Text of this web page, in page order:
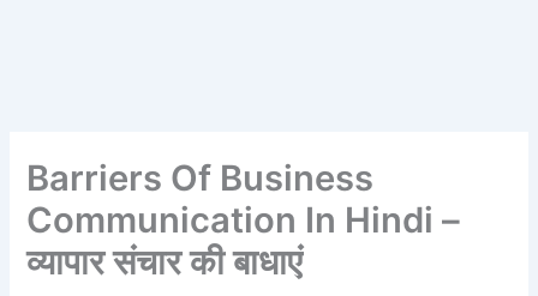
Barriers Of Business
Communication In Hindi –
व्यापार संचार की बाधाएं